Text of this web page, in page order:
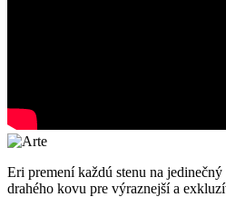
Eri premení každú stenu na
drahého kovu pre výraznejší a